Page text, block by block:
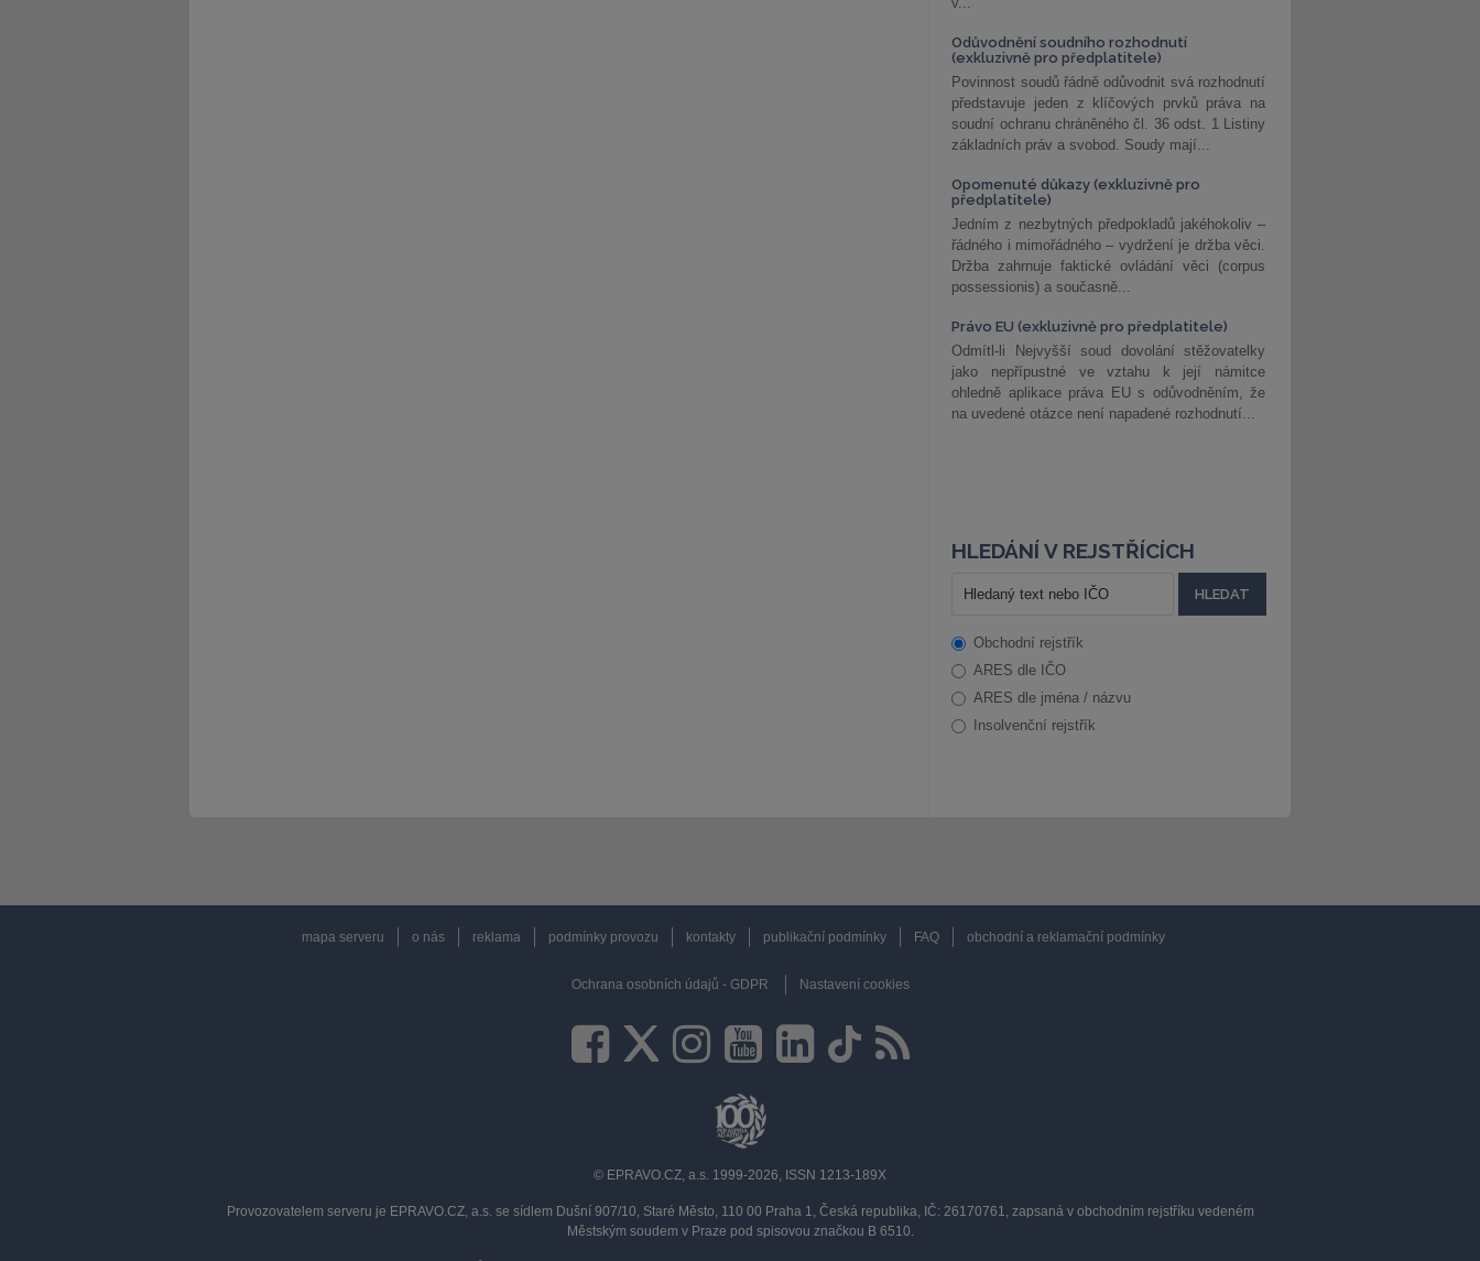
Odůvodnění soudního rozhodnutí
(exkluzivně pro předplatitele)
Povinnost soudů řádně odůvodnit svá rozhodnutí
představuje jeden z klíčových prvků práva na
soudní ochranu chráněného čl. 36 odst. 1 Listiny
základních práv a svobod. Soudy mají...
Opomenuté důkazy (exkluzivně pro
předplatitele)
Jedním z nezbytných předpokladů jakéhokoliv –
řádného i mimořádného – vydržení je držba věci.
Držba zahrnuje faktické ovládání věci (corpus
possessionis) a současně...
Právo EU (exkluzivně pro předplatitele)
Odmítl-li Nejvyšší soud dovolání stěžovatelky
jako nepřípustné ve vztahu k její námitce
ohledně aplikace práva EU s odůvodněním, že
na uvedené otázce není napadené rozhodnutí...
HLEDÁNÍ V REJSTŘÍCÍCH
Obchodní rejstřík
ARES dle IČO
ARES dle jména / názvu
Insolvenční rejstřík
mapa serveru o nás reklama podmínky provozu kontakty publikační podmínky FAQ obchodní a reklamační podmínky
Ochrana osobních údajů - GDPR Nastavení cookies
© EPRAVO.CZ, a.s. 1999-2026, ISSN 1213-189X
Provozovatelem serveru je EPRAVO.CZ, a.s. se sídlem Dušní 907/10, Staré Město, 110 00 Praha 1, Česká republika, IČ: 26170761, zapsaná v obchodním rejstříku vedeném
Městským soudem v Praze pod spisovou značkou B 6510.